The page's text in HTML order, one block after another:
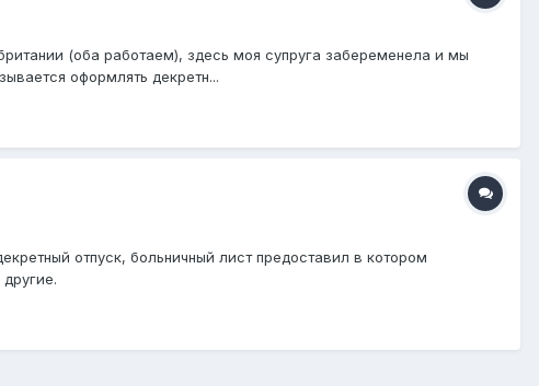
(оба работаем), здесь моя супруга забеременела и мы
оформлять декретн...
отпуск, больничный лист предоставил в котором